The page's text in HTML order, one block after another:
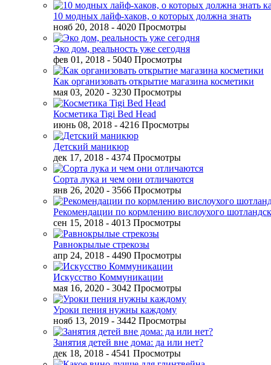
10 модных лайф-хаков, о которых должна знать
нояб 20, 2018 - 4020 Просмотры
Эко дом, реальность уже сегодня
фев 01, 2018 - 5040 Просмотры
Как организовать открытие магазина косметики
мая 03, 2020 - 3230 Просмотры
Косметика Tigi Bed Head
июнь 08, 2018 - 4216 Просмотры
Детский маникюр
дек 17, 2018 - 4374 Просмотры
Сорта лука и чем они отличаются
янв 26, 2020 - 3566 Просмотры
Рекомендации по кормлению вислоухого
сен 15, 2018 - 4013 Просмотры
Равнокрылые стрекозы
апр 24, 2018 - 4490 Просмотры
Искусство Коммуникации
мая 16, 2020 - 3042 Просмотры
Уроки пения нужны каждому
нояб 13, 2019 - 3442 Просмотры
Занятия детей вне дома: да или нет?
дек 18, 2018 - 4541 Просмотры